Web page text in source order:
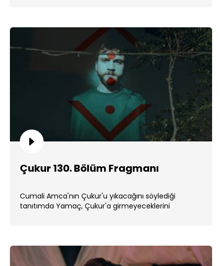
Çukur 130. Bölüm Fragmanı
Cumali Amca'nın Çukur'u yıkacağını söylediği
tanıtımda Yamaç, Çukur'a girmeyeceklerini